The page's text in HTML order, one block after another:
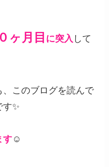
ヶ月目 に突入 して
このブログを読んで
✨
す☺️